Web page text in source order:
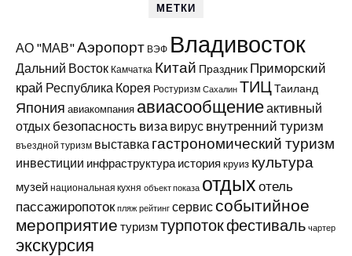
МЕТКИ
АО "МАВ"Аэропорт ВЭФ Владивосток
Дальний Восток Камчатка Китай Праздник Приморский
край Республика Корея Ростуризм Сахалин ТИЦТаиланд
Япония авиакомпания авиасообщениеактивный
отдых безопасность виза вирус внутренний туризм
въездной туризм выставка гастрономический туризм
инвестиции инфраструктура история круиз культура
музей национальная кухня объект показа отдыхотель
пассажиропоток пляж рейтинг сервис событийное
мероприятие туризмтурпотокфестиваль чартер
экскурсия